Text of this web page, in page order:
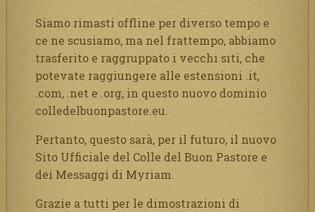
Siamo rimasti offline per diverso tempo e
ce ne scusiamo, ma nel frattempo, abbiamo
trasferito e raggruppato i vecchi siti, che
potevate raggiungere alle estensioni .it,
.com, .net e .org, in questo nuovo dominio
colledelbuonpastore.eu.
Pertanto, questo sarà, per il futuro, il nuovo
Sito Ufficiale del Colle del Buon Pastore e
dei Messaggi di Myriam.
Grazie a tutti per le dimostrazioni di